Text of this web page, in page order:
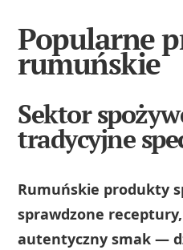
Popularne
rumuńskie
Sektor
tradycyjne
Rumuńskie produkty
sprawdzone receptury,
autentyczny smak —